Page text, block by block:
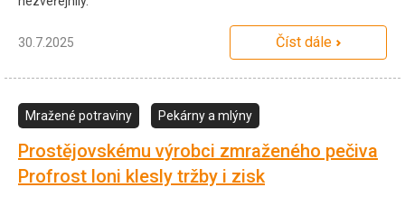
30.7.2025 Číst dále
Mražené potraviny Pekárny a mlýny
Prostějovskému výrobci zmraženého pečiva
Profrost loni klesly tržby i zisk